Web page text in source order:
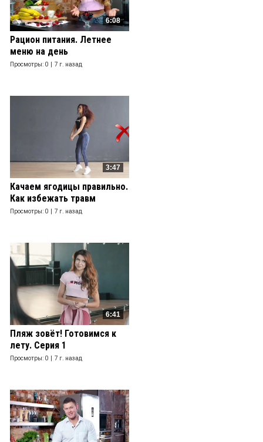
6:08
Рацион питания. Летнее
меню на день
Просмотры: 0 | 7 г. назад
3:47
Качаем ягодицы правильно.
Как избежать травм
Просмотры: 0 | 7 г. назад
6:41
Пляж зовёт! Готовимся к
лету. Серия 1
Просмотры: 0 | 7 г. назад